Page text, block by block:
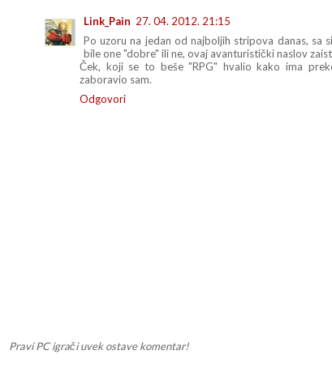
Link_Pain 27. 04. 2012. 21:15
Po uzoru na jedan od najboljih stripova danas, sa
bile one "dobre" ili ne, ovaj avanturistički naslov
Ček, koji se to beše "RPG" hvalio kako ima
zaboravio sam.
Odgovori
Pravi PC igrači uvek ostave komentar!